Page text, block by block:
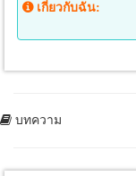
เกี่ยวกับฉัน:
บทความ